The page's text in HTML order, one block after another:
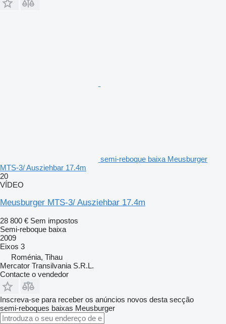
semi-reboque baixa Meusburger
MTS-3/ Ausziehbar 17.4m
20
VÍDEO
Meusburger MTS-3/ Ausziehbar 17.4m
28 800 € Sem impostos
Semi-reboque baixa
2009
Eixos 3
Roménia, Tihau
Mercator Transilvania S.R.L.
Contacte o vendedor
Inscreva-se para receber os anúncios novos desta secção
semi-reboques baixas Meusburger